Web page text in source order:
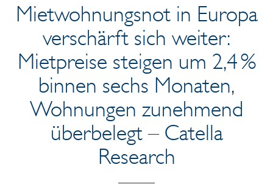
Mietwohnungsnot in Europa
verschärft sich weiter:
Mietpreise steigen um 2,4 %
binnen sechs Monaten,
Wohnungen zunehmend
überbelegt – Catella
Research